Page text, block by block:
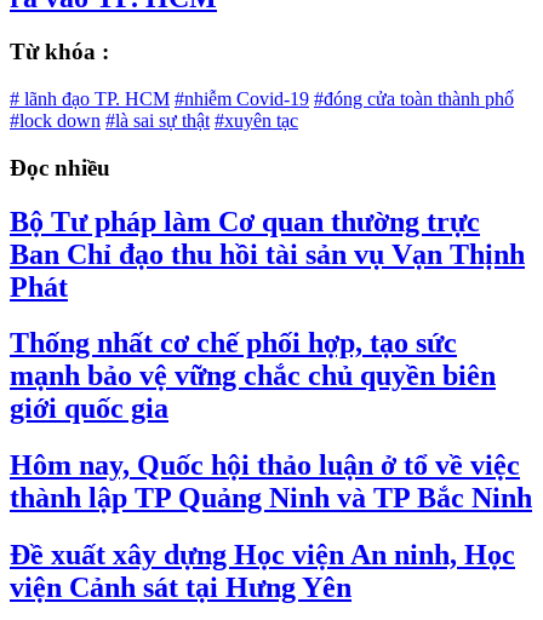
Từ khóa :
# lãnh đạo TP. HCM #nhiễm Covid-19 #đóng cửa toàn thành phố
#lock down #là sai sự thật #xuyên tạc
Đọc nhiều
Bộ Tư pháp làm Cơ quan thường trực
Ban Chỉ đạo thu hồi tài sản vụ Vạn Thịnh
Phát
Thống nhất cơ chế phối hợp, tạo sức
mạnh bảo vệ vững chắc chủ quyền biên
giới quốc gia
Hôm nay, Quốc hội thảo luận ở tổ về việc
thành lập TP Quảng Ninh và TP Bắc Ninh
Đề xuất xây dựng Học viện An ninh, Học
viện Cảnh sát tại Hưng Yên